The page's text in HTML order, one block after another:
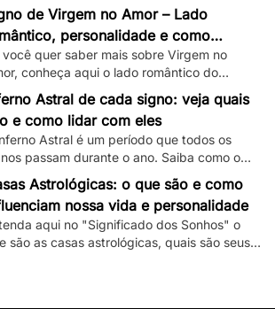
de como conquistar um aquariano!
de Virgem no Amor – Lado
personalidade e como
você quer saber mais sobre Virgem no
conheça aqui o lado romântico do
e confira dicas de como conquistá-
Astral de cada signo: veja quais
e como lidar com eles
Astral é um período que todos os
passam durante o ano. Saiba como o
signo é atingido e como lidar com essa
Astrológicas: o que são e como
nossa vida e personalidade
aqui no "Significado dos Sonhos" o
são as casas astrológicas, quais são seus